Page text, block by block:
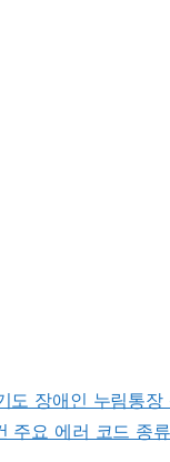
도 장애인 누림통장
주요 에러 코드 종